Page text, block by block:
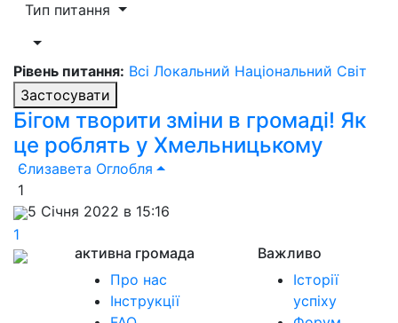
Тип питання
Рівень питання: Всі Локальний Національний Світ
Застосувати
Бігом творити зміни в громаді! Як
це роблять у Хмельницькому
Єлизавета Оглобля
1
5 Січня 2022 в 15:16
1
активна громада
Про нас
Інструкції
Важливо
Історії
успіху